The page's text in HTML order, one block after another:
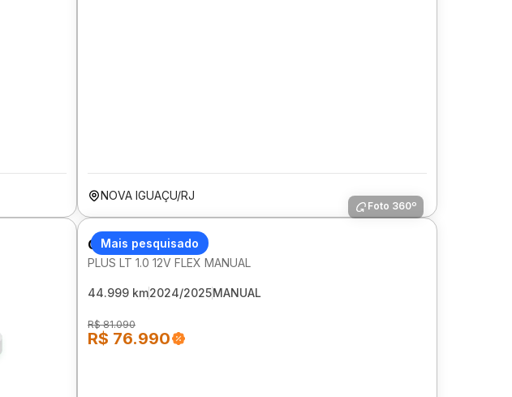
NOVA IGUAÇU/RJ
Mais pesquisado
Foto 360º
CHEVROLET ONIX
PLUS LT 1.0 12V FLEX MANUAL
44.999 km2024/2025MANUAL
R$ 81.090
R$ 76.990